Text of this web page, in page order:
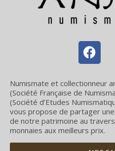
Numismate et collectionneur
(Société Française de
(Société d’Etudes
vous propose de partager
de notre patrimoine au
monnaies aux meilleurs prix.